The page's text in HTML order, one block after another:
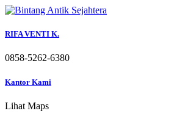
Skip
content
RIFA VENTI K.
0858-5262-6380
Kantor Kami
Lihat Maps